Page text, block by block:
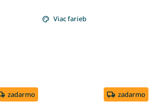
zadarmo
Viac farieb
zadarmo